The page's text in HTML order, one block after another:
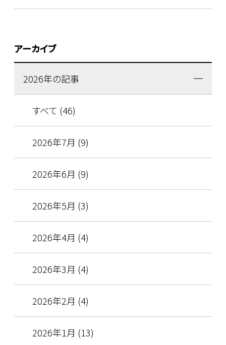
アーカイブ
2026年の記事
すべて (46)
2026年7月 (9)
2026年6月 (9)
2026年5月 (3)
2026年4月 (4)
2026年3月 (4)
2026年2月 (4)
2026年1月 (13)